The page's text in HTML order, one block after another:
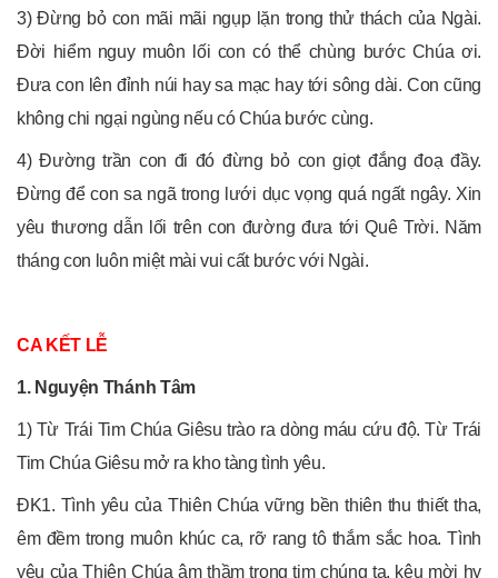
3) Đừng bỏ con mãi mãi ngụp lặn trong thử thách của Ngài.
Đời hiểm nguy muôn lối con có thể chùng bước Chúa ơi.
Đưa con lên đỉnh núi hay sa mạc hay tới sông dài. Con cũng
không chi ngại ngùng nếu có Chúa bước cùng.
4) Đường trần con đi đó đừng bỏ con giọt đắng đoạ đầy.
Đừng để con sa ngã trong lưới dục vọng quá ngất ngây. Xin
yêu thương dẫn lối trên con đường đưa tới Quê Trời. Năm
tháng con luôn miệt mài vui cất bước với Ngài.
CA KẾT LỄ
1. Nguyện Thánh Tâm
1) Từ Trái Tim Chúa Giêsu trào ra dòng máu cứu độ. Từ Trái
Tim Chúa Giêsu mở ra kho tàng tình yêu.
ĐK1. Tình yêu của Thiên Chúa vững bền thiên thu thiết tha,
êm đềm trong muôn khúc ca, rỡ rang tô thắm sắc hoa. Tình
yêu của Thiên Chúa âm thầm trong tim chúng ta, kêu mời hy